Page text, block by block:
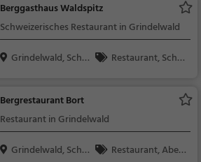
Berggasthaus Waldspitz
Schweizerisches Restaurant in Grindelwald
Grindelwald, Schw
Restaurant, Schw
Bergrestaurant Bort
Restaurant in Grindelwald
Grindelwald, Schw
Restaurant, Aben